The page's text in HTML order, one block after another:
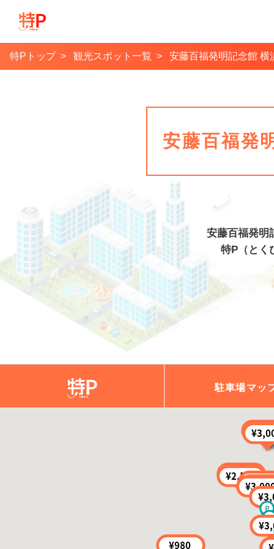
特Pトップ 観光スポット一覧 安藤百福発明記念館 横
安藤百福発
安藤百福発明
特P（とく
駐車場マッ